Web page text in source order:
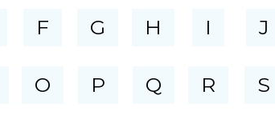
F
O
G
P
H
Q
I
R
J
S